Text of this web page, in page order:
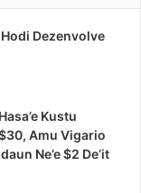
Dezenvolve
Kustu
Amu Vigario
Ne’e $2 De’it